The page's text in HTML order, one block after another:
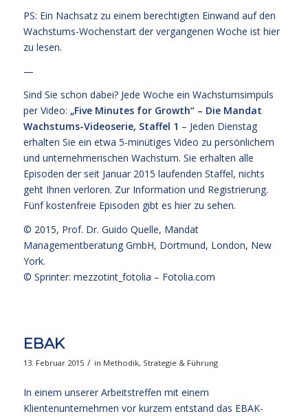
PS: Ein Nachsatz zu einem berechtigten Einwand auf den
Wachstums-Wochenstart der vergangenen Woche ist hier
zu lesen.
—
Sind Sie schon dabei? Jede Woche ein Wachstumsimpuls
per Video: „Five Minutes for Growth“ – Die Mandat
Wachstums-Videoserie, Staffel 1 – Jeden Dienstag
erhalten Sie ein etwa 5-minütiges Video zu persönlichem
und unternehmerischen Wachstum. Sie erhalten alle
Episoden der seit Januar 2015 laufenden Staffel, nichts
geht Ihnen verloren. Zur Information und Registrierung.
Fünf kostenfreie Episoden gibt es hier zu sehen.
© 2015, Prof. Dr. Guido Quelle, Mandat
Managementberatung GmbH, Dortmund, London, New
York.
© Sprinter: mezzotint_fotolia – Fotolia.com
EBAK
13. Februar 2015 / in Methodik, Strategie & Führung
In einem unserer Arbeitstreffen mit einem
Klientenunternehmen vor kurzem entstand das EBAK-